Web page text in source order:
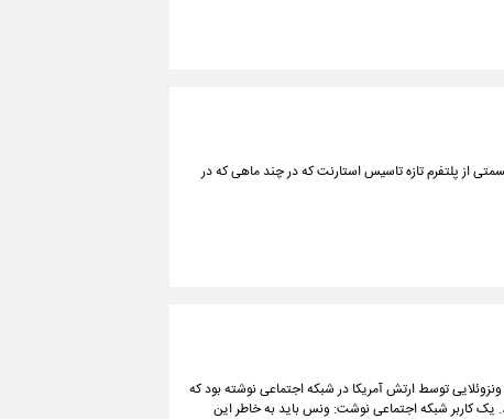
توقف و دوباره توقف. این وضعیت این روزهای سریال کنکل است. اثری ۱۵ قسمتی از پلتفرم تازه تاسیس استارنت که در چند ماهی که در
رئیس‌جمهوری آمریکا که نسبت به کشته شدن ۱۱ شهروند ونزوئلایی توسط ارتش آمریکا در شبکه اجتماعی نوشته بود که
یک کاربر شبکه اجتماعی نوشت: ونس باید به خاطر این